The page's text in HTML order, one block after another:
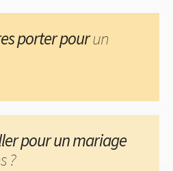
porter pourun
pour un mariage
?